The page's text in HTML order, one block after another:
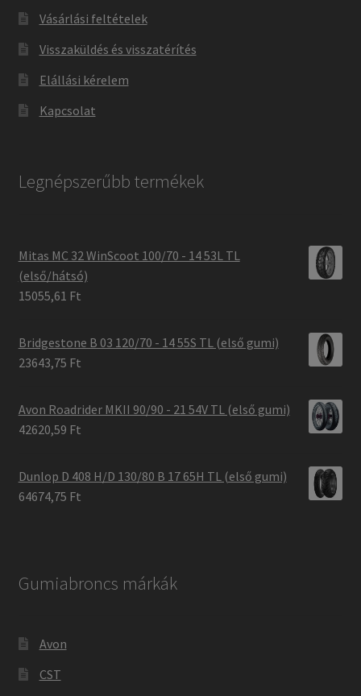
Vásárlási feltételek
Visszaküldés és visszatérítés
Elállási kérelem
Kapcsolat
Legnépszerűbb termékek
Mitas MC 32 WinScoot 100/70 - 14 53L TL
(első/hátsó)
15055,61 Ft
Bridgestone B 03 120/70 - 14 55S TL (első gumi)
23643,75 Ft
Avon Roadrider MKII 90/90 - 21 54V TL (első gumi)
42620,59 Ft
Dunlop D 408 H/D 130/80 B 17 65H TL (első gumi)
64674,75 Ft
Gumiabroncs márkák
Avon
CST